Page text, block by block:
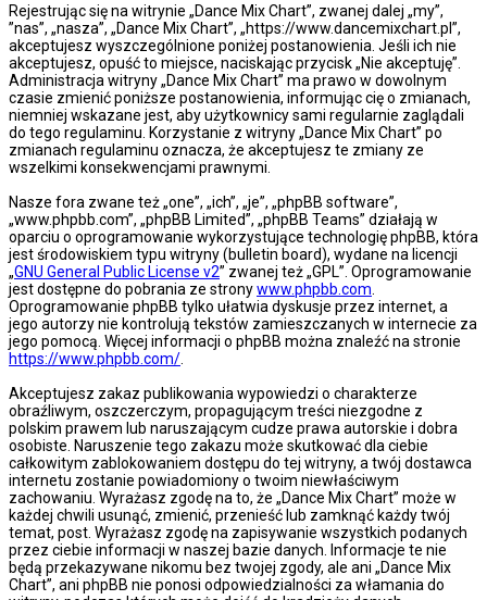
Rejestrując się na witrynie „Dance Mix Chart”, zwanej dalej „my”,
”nas”, „nasza”, „Dance Mix Chart”, „https://www.dancemixchart.pl”,
akceptujesz wyszczególnione poniżej postanowienia. Jeśli ich nie
akceptujesz, opuść to miejsce, naciskając przycisk „Nie akceptuję”.
Administracja witryny „Dance Mix Chart” ma prawo w dowolnym
czasie zmienić poniższe postanowienia, informując cię o zmianach,
niemniej wskazane jest, aby użytkownicy sami regularnie zaglądali
do tego regulaminu. Korzystanie z witryny „Dance Mix Chart” po
zmianach regulaminu oznacza, że akceptujesz te zmiany ze
wszelkimi konsekwencjami prawnymi.
Nasze fora zwane też „one”, „ich”, „je”, „phpBB software”,
„www.phpbb.com”, „phpBB Limited”, „phpBB Teams” działają w
oparciu o oprogramowanie wykorzystujące technologię phpBB, która
jest środowiskiem typu witryny (bulletin board), wydane na licencji
„GNU General Public License v2” zwanej też „GPL”. Oprogramowanie
jest dostępne do pobrania ze stronywww.phpbb.com
Oprogramowanie phpBB tylko ułatwia dyskusje przez internet, a
jego autorzy nie kontrolują tekstów zamieszczanych w internecie za
jego pomocą. Więcej informacji o phpBB można znaleźć na stronie
https://www.phpbb.com/
Akceptujesz zakaz publikowania wypowiedzi o charakterze
obraźliwym, oszczerczym, propagującym treści niezgodne z
polskim prawem lub naruszającym cudze prawa autorskie i dobra
osobiste. Naruszenie tego zakazu może skutkować dla ciebie
całkowitym zablokowaniem dostępu do tej witryny, a twój dostawca
internetu zostanie powiadomiony o twoim niewłaściwym
zachowaniu. Wyrażasz zgodę na to, że „Dance Mix Chart” może w
każdej chwili usunąć, zmienić, przenieść lub zamknąć każdy twój
temat, post. Wyrażasz zgodę na zapisywanie wszystkich podanych
przez ciebie informacji w naszej bazie danych. Informacje te nie
będą przekazywane nikomu bez twojej zgody, ale ani „Dance Mix
Chart”, ani phpBB nie ponosi odpowiedzialności za włamania do